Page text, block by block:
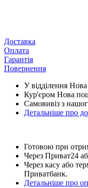
Доставка
Оплата
Гарантія
Повернення
У відділення
Кур'єром Нова
Самовивіз з
Детальніше про
Готовою при
Через Приват24
Через касу або
Приватбанк.
Детальніше про